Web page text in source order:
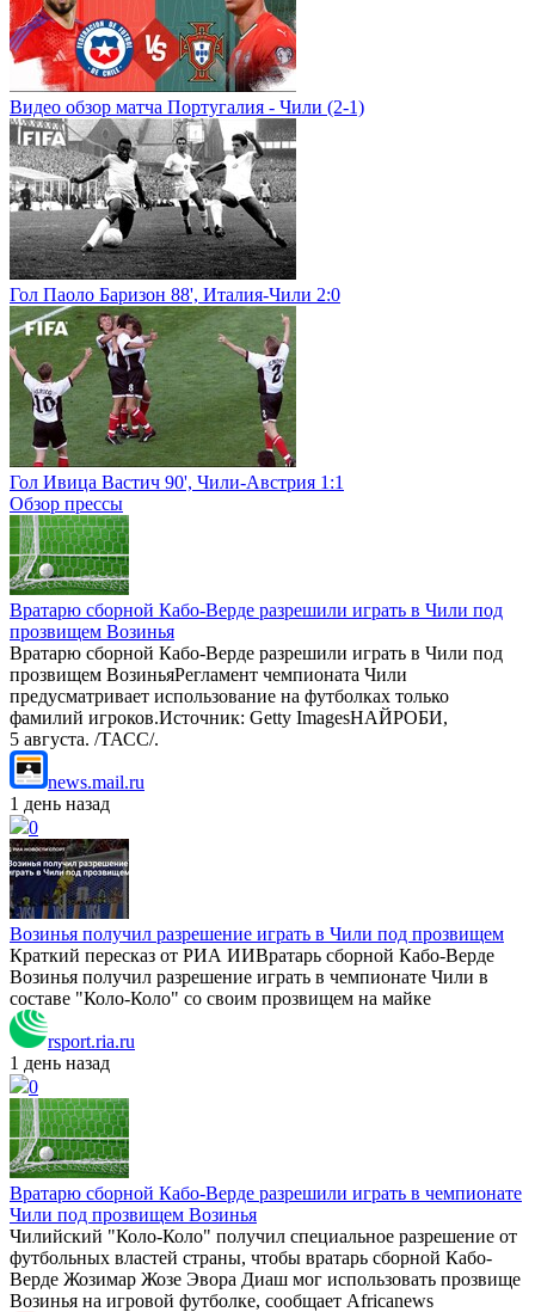
Видео обзор матча Португалия - Чили (2-1)
Гол Паоло Баризон 88', Италия-Чили 2:0
Гол Ивица Вастич 90', Чили-Австрия 1:1
Обзор прессы
Вратарю сборной Кабо-Верде разрешили играть в Чили под
прозвищем Возинья
Вратарю сборной Кабо-Верде разрешили играть в Чили под
прозвищем ВозиньяРегламент чемпионата Чили
предусматривает использование на футболках только
фамилий игроков.Источник: Getty ImagesНАЙРОБИ,
5 августа. /ТАСС/.
news.mail.ru
1 день назад
0
Возинья получил разрешение играть в Чили под прозвищем
Краткий пересказ от РИА ИИВратарь сборной Кабо-Верде
Возинья получил разрешение играть в чемпионате Чили в
составе "Коло-Коло" со своим прозвищем на майке
rsport.ria.ru
1 день назад
0
Вратарю сборной Кабо-Верде разрешили играть в чемпионате
Чили под прозвищем Возинья
Чилийский "Коло-Коло" получил специальное разрешение от
футбольных властей страны, чтобы вратарь сборной Кабо-
Верде Жозимар Жозе Эвора Диаш мог использовать прозвище
Возинья на игровой футболке, сообщает Africanews